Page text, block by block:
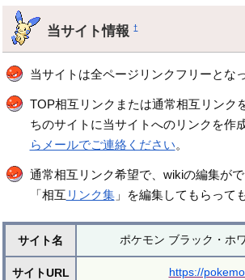
当サイト情報†
当サイトは全ページリンクフリーとな
TOP相互リンクまたは通常相互リンク
ちのサイトに当サイトへのリンクを作
らメールでご連絡ください。
通常相互リンク希望で、wikiの編集が
「相互 リンク集」を編集してもらって
サイト名 ポケモン ブラック・ホ
サイトURL https://